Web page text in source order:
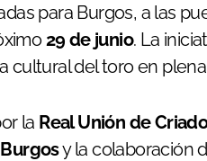
para Burgos, a las
29 de junio. La
cultural del toro en
la Real Unión de
y la colaboración